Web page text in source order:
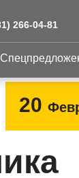
266-04-81
Крепеж
20